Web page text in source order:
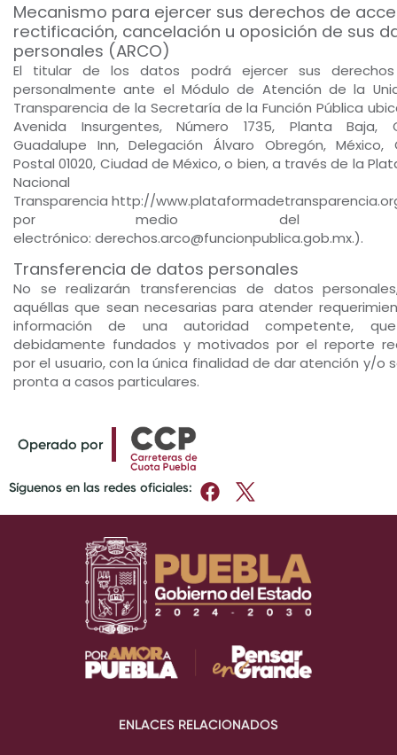
Mecanismo para ejercer sus derechos de
rectificación, cancelación u oposición de sus
personales (ARCO)
El titular de los datos podrá ejercer sus derechos
personalmente ante el Módulo de Atención de la
Transparencia de la Secretaría de la Función Pública
Avenida Insurgentes, Número 1735, Planta Baja,
Guadalupe Inn, Delegación Álvaro Obregón, México,
Postal 01020, Ciudad de México, o bien, a través de la
Nacional
Transparencia http://
por medio del
electrónico: derechos.arco@funcionpublica.gob.mx.).
Transferencia de datos personales
No se realizarán transferencias de datos
aquéllas que sean necesarias para atender
información de una autoridad competente,
debidamente fundados y motivados por el reporte
por el usuario, con la única finalidad de dar atención y/o
pronta a casos particulares.
Operado por
Síguenos en las redes oficiales:
ENLACES RELACIONADOS